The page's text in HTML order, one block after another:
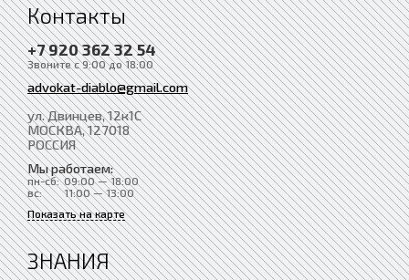
Контакты
+7 920 362 32 54
Звоните с 9:00 до 18:00
advokat-diablo@gmail.com
ул. Двинцев, 12к1С
МОСКВА, 127018
РОССИЯ
Мы работаем:
пн-сб: 09:00 — 18:00
вс:
11:00 — 13:00
Показать на карте
ЗНАНИЯ